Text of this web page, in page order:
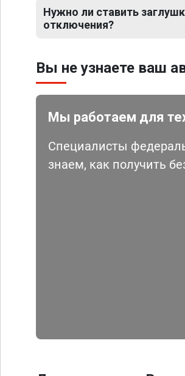
Нужно ли ставить
отключения?
Вы не узнаете ваш
Мы работаем для
Специалисты
знаем, как получить